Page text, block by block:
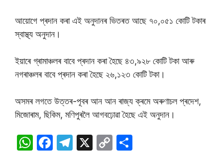
আয়োগে প্ৰদান কৰা এই অনুদানৰ ভিতৰত আছে ৭০,০৫১ কোটি টকাৰ
স্বাস্থ্য অনুদান।
ইয়াৰে গ্ৰামাঞ্চলৰ বাবে প্ৰদান কৰা হৈছে ৪৩,৯২৮ কোটি টকা আৰু
নগৰাঞ্চলৰ বাবে প্ৰদান কৰা হৈছে ২৬,১২৩ কোটি টকা।
অসমৰ লগতে উত্তৰ-পূবৰ আন আন ৰাজ্য ক্ৰমে অৰুণাচল প্ৰদেশ,
মিজোৰাম, ছিকিম, মণিপুৰলৈ আগবঢ়োৱা হৈছে এই অনুদান।
W F
T
X
C